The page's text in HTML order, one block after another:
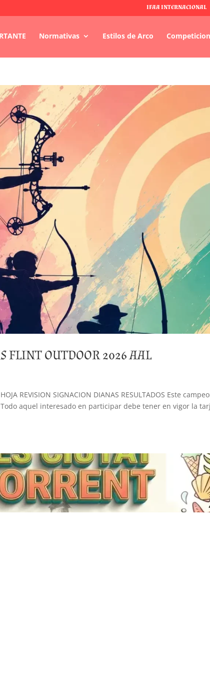
IFAA INTERNACIONAL
Normativas Estilos de Arco
FLINT OUTDOOR 2026 AAL
REVISION SIGNACION DIANAS RESULTADOS Este
Todo aquel interesado en participar debe tener en vigor la